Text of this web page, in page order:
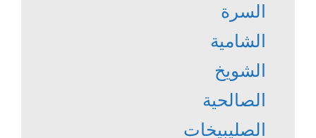
السرة
الشامية
الشويخ
الصالحية
الصليبيخات